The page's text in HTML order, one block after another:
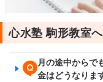
心水塾 駒形教室
月の途中からで
金はどうなりま